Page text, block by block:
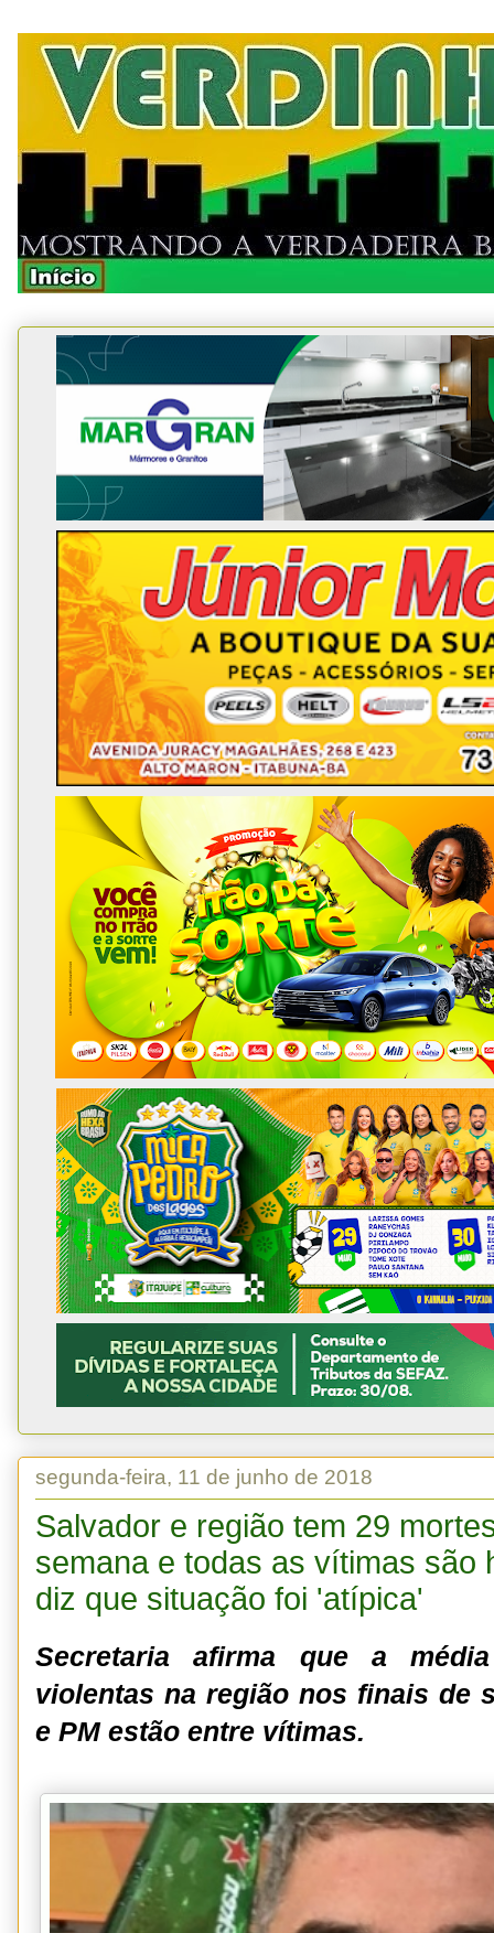
segunda-feira, 11 de junho de 2018
Salvador e região tem 29
semana e todas as vítimas são
diz que situação foi 'atípica'
Secretaria afirma que a
violentas na região nos finais de
e PM estão entre vítimas.